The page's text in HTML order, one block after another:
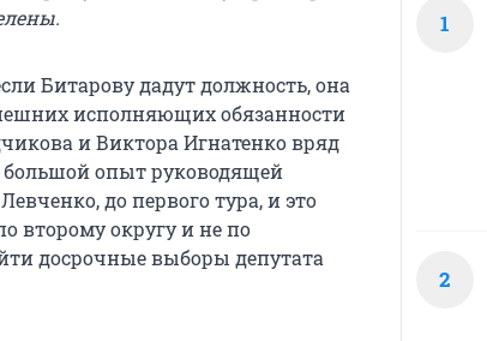
Битарову дадут должность, она
исполняющих обязанности
и Виктора Игнатенко вряд
большой опыт руководящей
до первого тура, и это
второму округу и не по
досрочные выборы депутата
1
2